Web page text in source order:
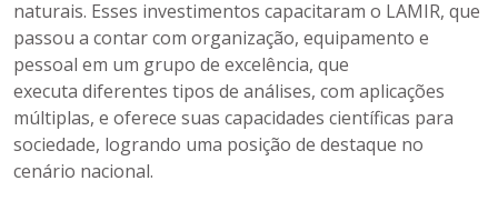
naturais. Esses investimentos capacitaram o LAMIR, que
passou a contar com organização, equipamento e
pessoal em um grupo de excelência, que
executa diferentes tipos de análises, com aplicações
múltiplas, e oferece suas capacidades científicas para
sociedade, logrando uma posição de destaque no
cenário nacional.